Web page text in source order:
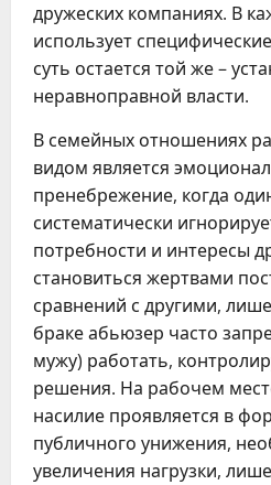
дружеских компаниях. В
использует
суть остается той же –
неравноправной власти.
В семейных отношениях
видом является
пренебрежение, когда
систематически
потребности и интересы
становиться жертвами
сравнений с другими,
браке абьюзер часто
мужу) работать,
решения. На рабочем
насилие проявляется в
публичного унижения,
увеличения нагрузки,